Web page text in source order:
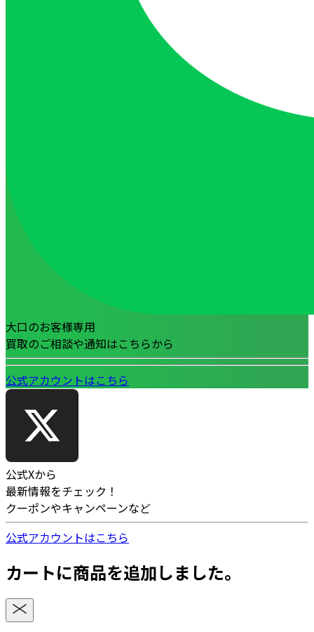
大口のお客様専用
買取のご相談や通知はこちらから
公式アカウントはこちら
公式Xから
最新情報をチェック！
クーポンやキャンペーンなど
公式アカウントはこちら
カートに商品を追加しました。